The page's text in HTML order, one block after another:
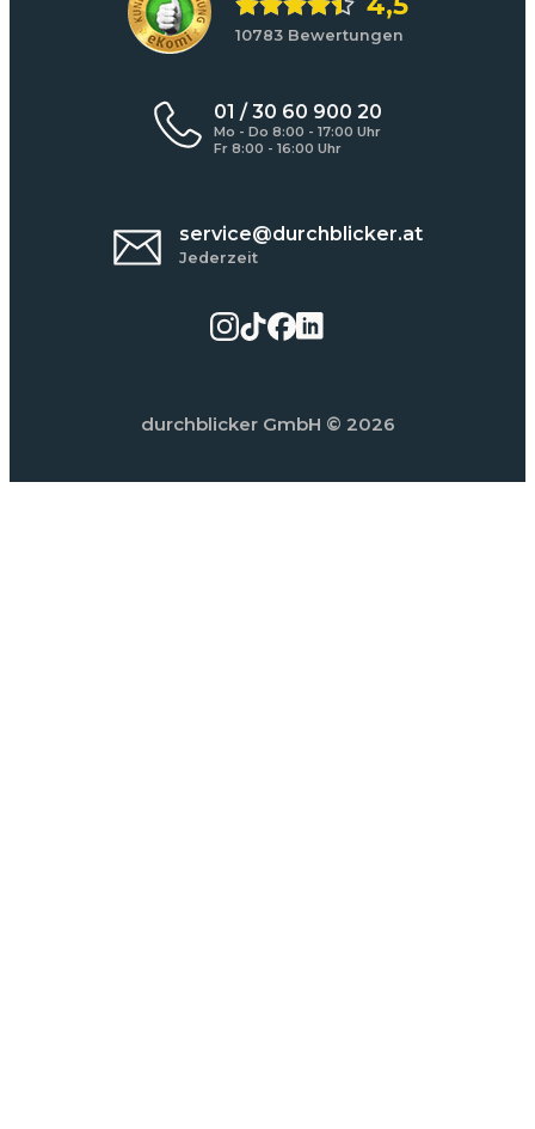
10783 Bewertungen
01 / 30 60 900 20
Mo - Do 8:00 - 17:00 Uhr
Fr 8:00 - 16:00 Uhr
service@durchblicker.at
Jederzeit
durchblicker GmbH © 2026